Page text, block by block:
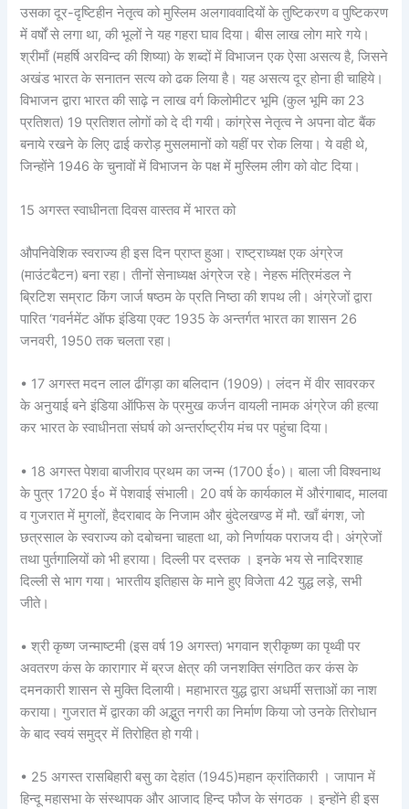
उसका दूर-दृष्टिहीन नेतृत्व को मुस्लिम अलगाववादियों के तुष्टिकरण व पुष्टिकरण
में वर्षों से लगा था, की भूलों ने यह गहरा घाव दिया। बीस लाख लोग मारे गये।
श्रीमाँ (महर्षि अरविन्द की शिष्या) के शब्दों में विभाजन एक ऐसा असत्य है, जिसने
अखंड भारत के सनातन सत्य को ढक लिया है। यह असत्य दूर होना ही चाहिये।
विभाजन द्वारा भारत की साढ़े न लाख वर्ग किलोमीटर भूमि (कुल भूमि का 23
प्रतिशत) 19 प्रतिशत लोगों को दे दी गयी। कांग्रेस नेतृत्व ने अपना वोट बैंक
बनाये रखने के लिए ढाई करोड़ मुसलमानों को यहीं पर रोक लिया। ये वही थे,
जिन्होंने 1946 के चुनावों में विभाजन के पक्ष में मुस्लिम लीग को वोट दिया।
15 अगस्त स्वाधीनता दिवस वास्तव में भारत को
औपनिवेशिक स्वराज्य ही इस दिन प्राप्त हुआ। राष्ट्राध्यक्ष एक अंग्रेज
(माउंटबैटन) बना रहा। तीनों सेनाध्यक्ष अंग्रेज रहे। नेहरू मंत्रिमंडल ने
ब्रिटिश सम्राट किंग जार्ज षष्ठम के प्रति निष्ठा की शपथ ली। अंग्रेजों द्वारा
पारित ‘गवर्नमेंट ऑफ इंडिया एक्ट 1935 के अन्तर्गत भारत का शासन 26
जनवरी, 1950 तक चलता रहा।
• 17 अगस्त मदन लाल ढींगड़ा का बलिदान (1909)। लंदन में वीर सावरकर
के अनुयाई बने इंडिया ऑफिस के प्रमुख कर्जन वायली नामक अंग्रेज की हत्या
कर भारत के स्वाधीनता संघर्ष को अन्तर्राष्ट्रीय मंच पर पहुंचा दिया।
• 18 अगस्त पेशवा बाजीराव प्रथम का जन्म (1700 ई०)। बाला जी विश्वनाथ
के पुत्र 1720 ई० में पेशवाई संभाली। 20 वर्ष के कार्यकाल में औरंगाबाद, मालवा
व गुजरात में मुगलों, हैदराबाद के निजाम और बुंदेलखण्ड में मौ. खाँ बंगश, जो
छत्रसाल के स्वराज्य को दबोचना चाहता था, को निर्णायक पराजय दी। अंग्रेजों
तथा पुर्तगालियों को भी हराया। दिल्ली पर दस्तक । इनके भय से नादिरशाह
दिल्ली से भाग गया। भारतीय इतिहास के माने हुए विजेता 42 युद्ध लड़े, सभी
जीते।
• श्री कृष्ण जन्माष्टमी (इस वर्ष 19 अगस्त) भगवान श्रीकृष्ण का पृथ्वी पर
अवतरण कंस के कारागार में ब्रज क्षेत्र की जनशक्ति संगठित कर कंस के
दमनकारी शासन से मुक्ति दिलायी। महाभारत युद्ध द्वारा अधर्मी सत्ताओं का नाश
कराया। गुजरात में द्वारका की अद्भुत नगरी का निर्माण किया जो उनके तिरोधान
के बाद स्वयं समुद्र में तिरोहित हो गयी।
• 25 अगस्त रासबिहारी बसु का देहांत (1945)महान क्रांतिकारी । जापान में
हिन्दू महासभा के संस्थापक और आजाद हिन्द फौज के संगठक । इन्होंने ही इस